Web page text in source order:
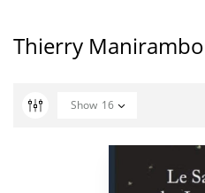
Thierry
Show 16